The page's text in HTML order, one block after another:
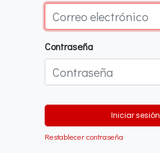
Contraseña
Iniciar sesión
Restablecer contraseña